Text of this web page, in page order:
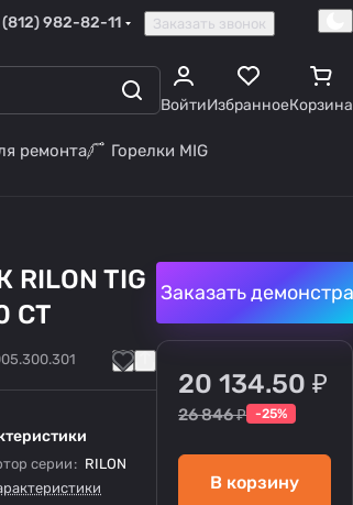
(812) 982-82-11 Заказать звонок
ВойтиИзбранноеКорзина
ремонта Горелки MIG
RILON TIG
CT
серии: RILON
Заказать
20 134.50 ₽
26 846 ₽ -25%
В корзину